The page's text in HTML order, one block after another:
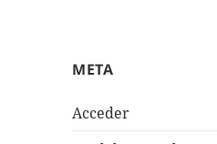
META
Acceder